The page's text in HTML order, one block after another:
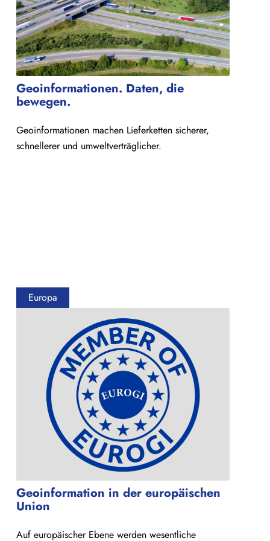
Geoinformationen. Daten, die
bewegen.
Geoinformationen machen Lieferketten sicherer,
schnellerer und umweltverträglicher.
Europa
Geoinformation in der europäischen
Union
Auf europäischer Ebene werden wesentliche